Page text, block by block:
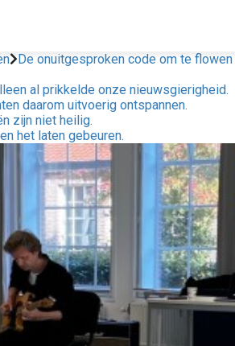
De onuitgesproken code om te flowen
al prikkelde onze nieuwsgierigheid.
daarom uitvoerig ontspannen.
zijn niet heilig.
het laten gebeuren.